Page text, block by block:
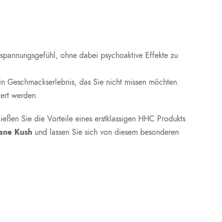
ohne dabei psychoaktive Effekte zu
das Sie nicht missen möchten.
werden.
Sie die Vorteile eines erstklassigen HHC Produkts
Kush und lassen Sie sich von diesem besonderen